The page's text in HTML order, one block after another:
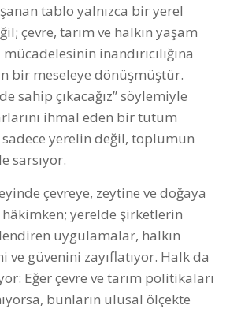
tablo yalnızca bir yerel
çevre, tarım ve halkın yaşam
inandırıcılığına
bir meseleye dönüşmüştür.
sahip çıkacağız” söylemiyle
ihmal eden bir tutum
yerelin değil, toplumun
sarsıyor.
çevreye, zeytine ve doğaya
yerelde şirketlerin
uygulamalar, halkın
ve güvenini zayıflatıyor. Halk da
Eğer çevre ve tarım politikaları
bunların ulusal ölçekte